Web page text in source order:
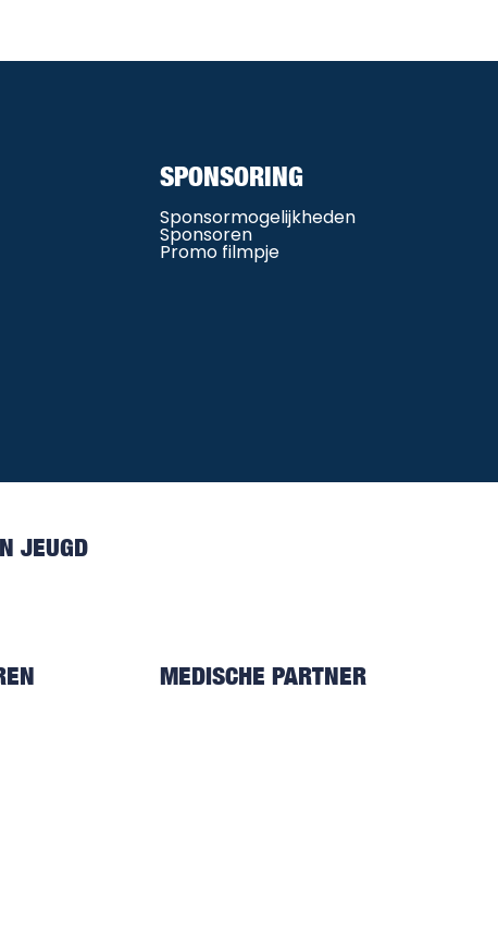
SPONSORING
Sponsormogelijkheden
Sponsoren
Promo filmpje
JEUGD
MEDISCHE PARTNER